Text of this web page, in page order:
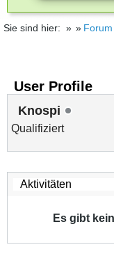
Sie sind hier: Forum
User Profile
Knospi
Qualifiziert
Es gibt